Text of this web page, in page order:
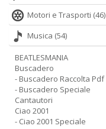
Motori e Trasporti (46)
Musica (54)
BEATLESMANIA
Buscadero
- Buscadero Raccolta Pdf
- Buscadero Speciale
Cantautori
Ciao 2001
- Ciao 2001 Speciale